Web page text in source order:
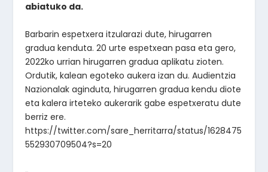
abiatuko da.
Barbarin espetxera itzularazi dute, hirugarren
gradua kenduta. 20 urte espetxean pasa eta gero,
2022ko urrian hirugarren gradua aplikatu zioten.
Ordutik, kalean egoteko aukera izan du. Audientzia
Nazionalak aginduta, hirugarren gradua kendu diote
eta kalera irteteko aukerarik gabe espetxeratu dute
berriz ere.
https://twitter.com/sare_herritarra/status/1628475
552930709504?s=20